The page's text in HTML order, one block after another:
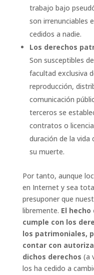
trabajo bajo
son irrenunciables
cedidos a nadie.
Los derechos
Son susceptibles
facultad exclusiva
reproducción,
comunicación
terceros se
contratos o
duración de la vida
su muerte.
Por tanto, aunque
en Internet y sea
presuponer que
libremente. El
cumple con los
los patrimoniales,
contar con
dichos derechos (a
los ha cedido a